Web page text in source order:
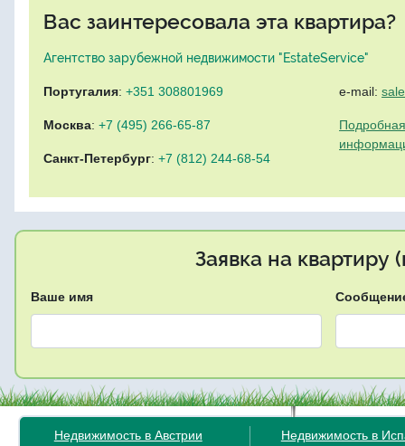
Вас заинтересовала эта квартира?
Агентство зарубежной недвижимости "EstateService"
Португалия: +351 308801969
Москва: +7 (495) 266-65-87
Санкт-Петербург: +7 (812) 244-68-54
e-mail:
Заявка на квартиру
Ваше имя
Недвижимость в Австрии
Недвижимость в